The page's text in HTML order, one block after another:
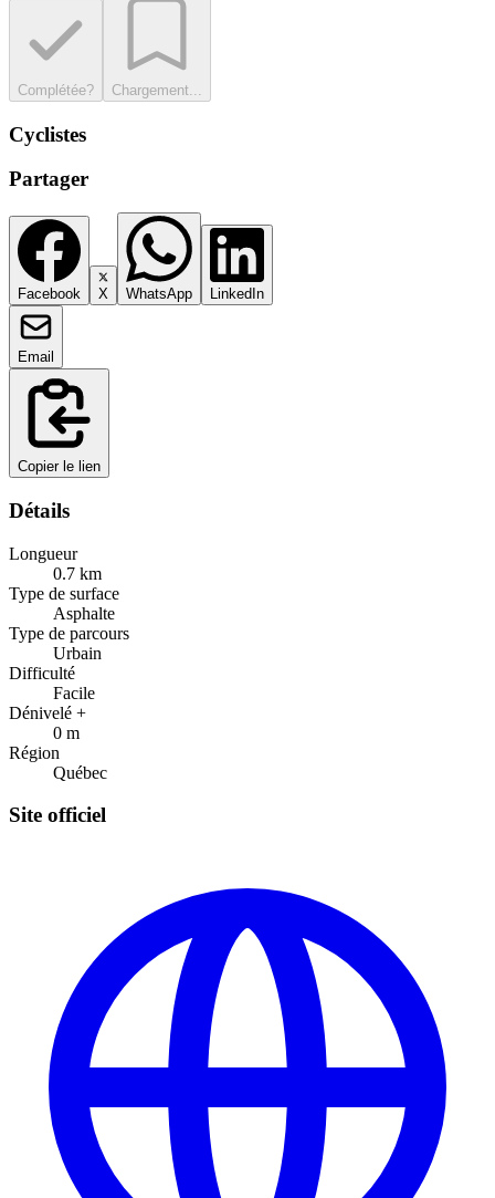
Complétée? Chargement...
Cyclistes
Partager
Facebook X WhatsApp LinkedIn
Email
Copier le lien
Détails
Longueur
0.7 km
Type de surface
Asphalte
Type de parcours
Urbain
Difficulté
Facile
Dénivelé +
0 m
Région
Québec
Site officiel